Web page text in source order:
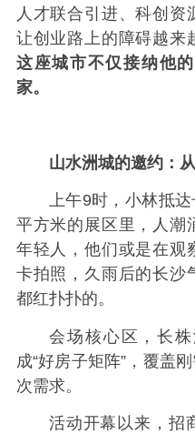
人才联合引进、科创资
让创业路上的障碍越来
这座城市不仅接纳他
家。
山水洲城的邀约：
上午9时，小林抵
平方米的展区里，人潮
年轻人，他们或是在观
卡拍照，久雨后的长沙
都红扑扑的。
会场核心区，长
成“好房子矩阵”，覆盖
次需求。
活动开幕以来，招